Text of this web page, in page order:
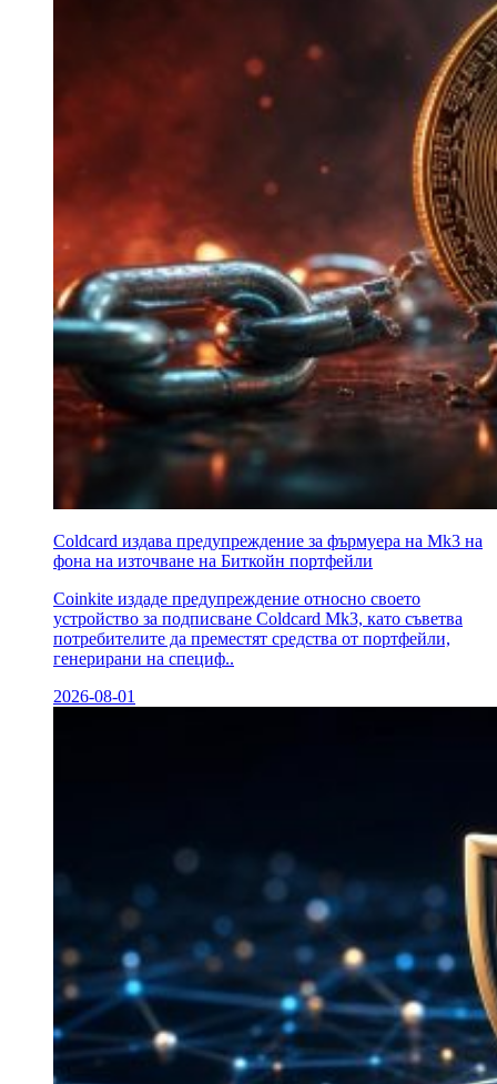
Coldcard издава предупреждение за фърмуера на Mk3 на
фона на източване на Биткойн портфейли
Coinkite издаде предупреждение относно своето
устройство за подписване Coldcard Mk3, като съветва
потребителите да преместят средства от портфейли,
генерирани на специф..
2026-08-01